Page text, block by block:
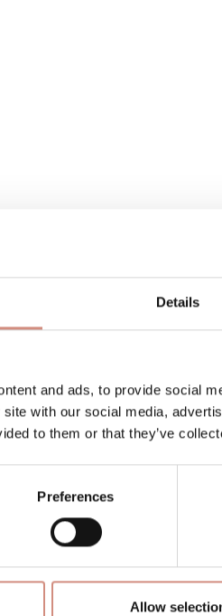
Details
and ads, to provide social
with our social media,
to them or that they’ve
Preferences
Allow